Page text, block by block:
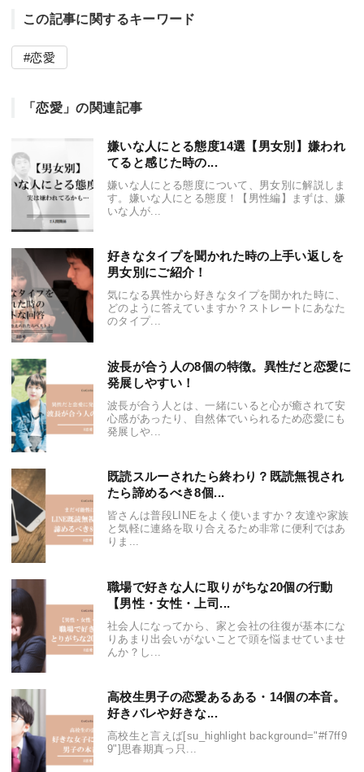
この記事に関するキーワード
恋愛
「恋愛」の関連記事
嫌いな人にとる態度14選【男女別】嫌われ
てると感じた時の...
嫌いな人にとる態度について、男女別に解説しま
す。嫌いな人にとる態度！【男性編】まずは、嫌
いな人が...
好きなタイプを聞かれた時の上手い返しを
男女別にご紹介！
気になる異性から好きなタイプを聞かれた時に、
どのように答えていますか？ストレートにあなた
のタイプ...
波長が合う人の8個の特徴。異性だと恋愛に
発展しやすい！
波長が合う人とは、一緒にいると心が癒されて安
心感があったり、自然体でいられるため恋愛にも
発展しや...
既読スルーされたら終わり？既読無視され
たら諦めるべき8個...
皆さんは普段LINEをよく使いますか？友達や家族
と気軽に連絡を取り合えるため非常に便利ではあ
りま...
職場で好きな人に取りがちな20個の行動
【男性・女性・上司...
社会人になってから、家と会社の往復が基本にな
りあまり出会いがないことで頭を悩ませていませ
んか？し...
高校生男子の恋愛あるある・14個の本音。
好きバレや好きな...
高校生と言えば[su_highlight background="#f7ff9
9"]思春期真っ只...